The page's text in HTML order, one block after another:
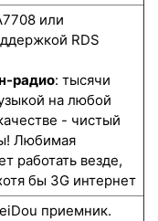
или
RDS
радио: тысячи
на любой
- чистый
Любимая
работать везде,
бы 3G интернет
приемник.